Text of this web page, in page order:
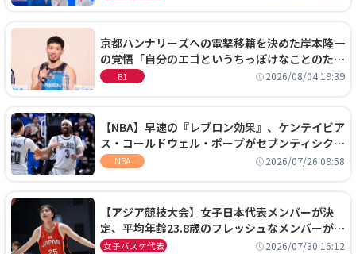
京都ハンナリーズへの電撃移籍を決めた岸本隆一
の覚悟「自分のエゴというちっぽけなことのため
に、京都に来たわけではない」
B1 2026/08/04 19:39
【NBA】早速の『レブロン効果』、ケンテイビア
ス・コールドウェル・ポープがセブンティシクサ
ーズに1年契約で加入
NBA 2026/07/26 09:58
【アジア競技大会】女子日本代表メンバーが決
定、平均年齢23.8歳のフレッシュなメンバーが日
本開催の大舞台で頂点を狙う
女子バスケ代表 2026/07/30 16:12